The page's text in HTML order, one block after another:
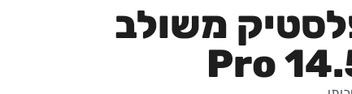
משולב